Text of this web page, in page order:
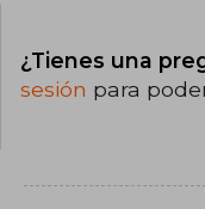
¿Tienes una
sesión para